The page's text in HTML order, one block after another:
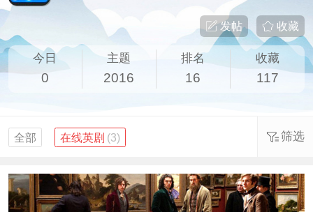
收藏
发帖
今日
0
主题
2016
排名
16
收藏
117
全部 在线英剧 (3) 筛选